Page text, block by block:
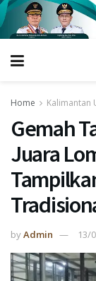
Home Kalimantan
Gemah
Juara
byAdmin 13/